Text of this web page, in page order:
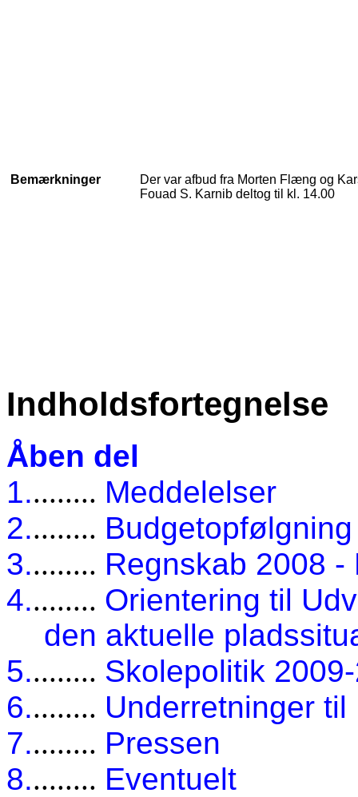
Bemærkninger
Der var afbud fra Morten Flæng og
Fouad S. Karnib deltog til kl. 14.00
Indholdsfortegnelse
Åben del
1......... Meddelelser
2.........
3......... Regnskab 2008 -
4......... Orientering til
den aktuelle
5......... Skolepolitik
6......... Underretninger
7......... Pressen
8......... Eventuelt